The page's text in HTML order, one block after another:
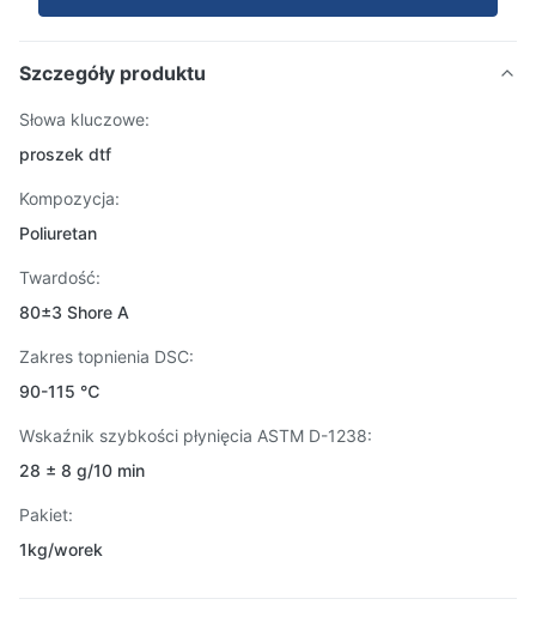
Szczegóły produktu
Słowa kluczowe:
proszek dtf
Kompozycja:
Poliuretan
Twardość:
80±3 Shore A
Zakres topnienia DSC:
90-115 ℃
Wskaźnik szybkości płynięcia ASTM D-1238:
28 ± 8 g/10 min
Pakiet:
1kg/worek